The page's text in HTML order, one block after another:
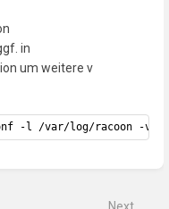
in
um weitere v
-l /var/log/racoon -vvv"